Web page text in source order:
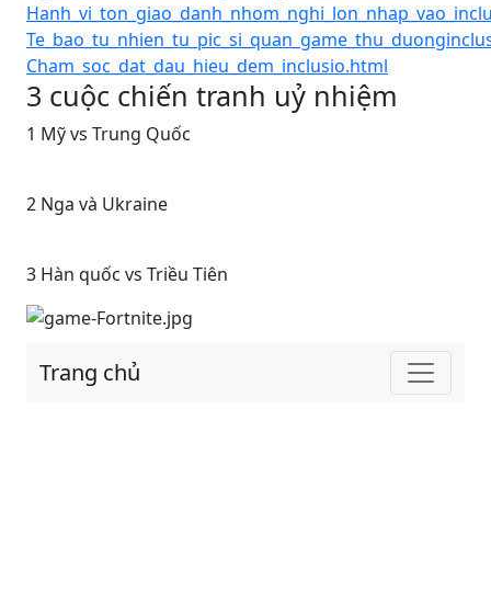
Cham_soc_dat_dau_hieu_dem_inclusio.html
3 cuộc chiến tranh uỷ nhiệm
1 Mỹ vs Trung Quốc
2 Nga và Ukraine
3 Hàn quốc vs Triều Tiên
Trang chủ